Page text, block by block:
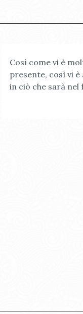
Così come vi è
presente, così vi
in ciò che sarà nel